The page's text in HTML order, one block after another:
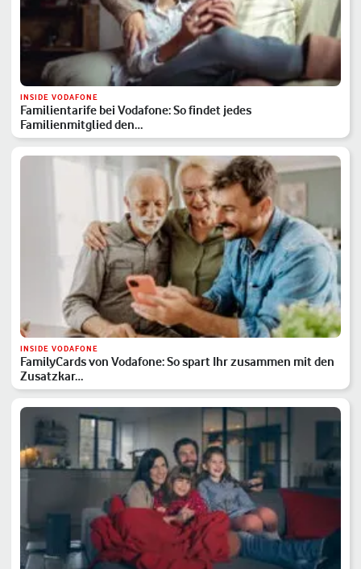
INSIDE VODAFONE
Familientarife bei Vodafone: So findet jedes
Familienmitglied den…
INSIDE VODAFONE
FamilyCards von Vodafone: So spart Ihr zusammen mit den
Zusatzkar…